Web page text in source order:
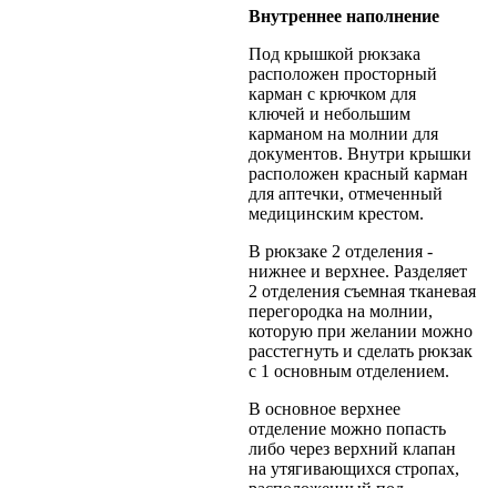
Внутреннее наполнение
Под крышкой рюкзака
расположен просторный
карман с крючком для
ключей и небольшим
карманом на молнии для
документов. Внутри крышки
расположен красный карман
для аптечки, отмеченный
медицинским крестом.
В рюкзаке 2 отделения -
нижнее и верхнее. Разделяет
2 отделения съемная тканевая
перегородка на молнии,
которую при желании можно
расстегнуть и сделать рюкзак
с 1 основным отделением.
В основное верхнее
отделение можно попасть
либо через верхний клапан
на утягивающихся стропах,